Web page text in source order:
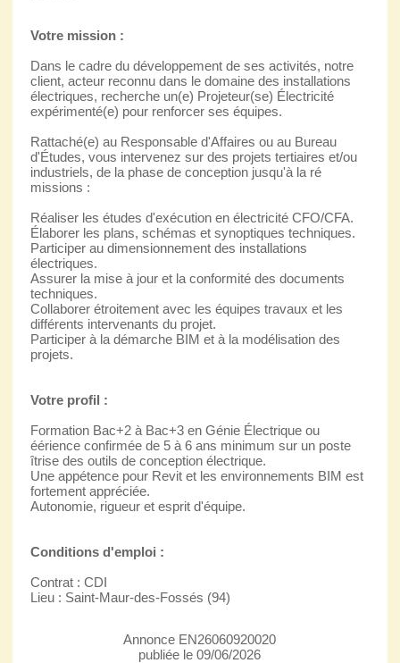
Votre mission :
Dans le cadre du développement de ses activités, notre
client, acteur reconnu dans le domaine des installations
électriques, recherche un(e) Projeteur(se) Électricité
expérimenté(e) pour renforcer ses équipes.
Rattaché(e) au Responsable d'Affaires ou au Bureau
d'Études, vous intervenez sur des projets tertiaires et/ou
industriels, de la phase de conception jusqu'à la ré
missions :
Réaliser les études d'exécution en électricité CFO/CFA.
Élaborer les plans, schémas et synoptiques techniques.
Participer au dimensionnement des installations
électriques.
Assurer la mise à jour et la conformité des documents
techniques.
Collaborer étroitement avec les équipes travaux et les
différents intervenants du projet.
Participer à la démarche BIM et à la modélisation des
projets.
Votre profil :
Formation Bac+2 à Bac+3 en Génie Électrique ou
éérience confirmée de 5 à 6 ans minimum sur un poste
îtrise des outils de conception électrique.
Une appétence pour Revit et les environnements BIM est
fortement appréciée.
Autonomie, rigueur et esprit d'équipe.
Conditions d'emploi :
Contrat : CDI
Lieu : Saint-Maur-des-Fossés (94)
Annonce EN26060920020
publiée le 09/06/2026